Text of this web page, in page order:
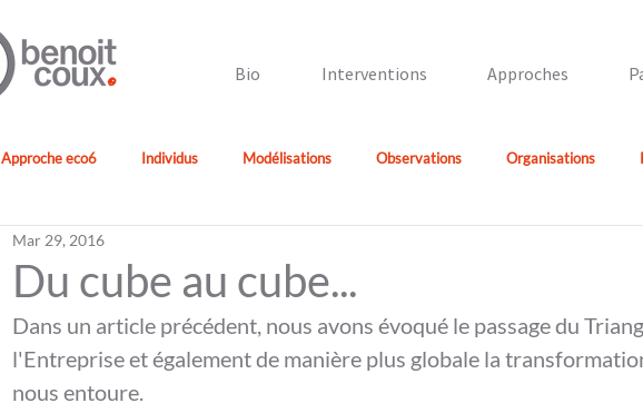
Bio Interventions Approches
Approche eco6 Individus Modélisations Observations Organisations
Du cube au cube...
Mar 29, 2016
Dans un article précédent, nous avons évoqué le passage du
l'Entreprise et également de manière plus globale la
nous entoure.